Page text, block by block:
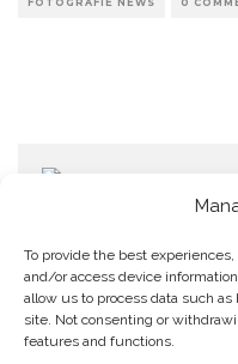
To provide the best
and/or access device
allow us to process data such
site. Not consenting or
features and functions.
Home
Impressum